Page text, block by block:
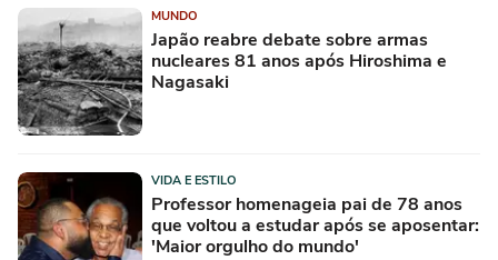
MUNDO
Japão reabre debate sobre armas
nucleares 81 anos após Hiroshima e
Nagasaki
VIDA E ESTILO
Professor homenageia pai de 78 anos
que voltou a estudar após se aposentar:
'Maior orgulho do mundo'